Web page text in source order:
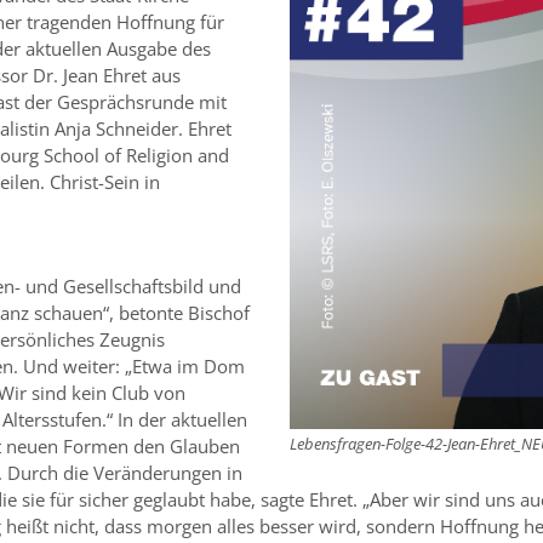
Lebensfragen-Folge-42-Jean-
tragenden Hoffnung für
aktuellen Ausgabe des
Dr. Jean Ehret aus
der Gesprächsrunde mit
Anja Schneider. Ehret
School of Religion and
Christ-Sein in
und Gesellschaftsbild und
schauen“, betonte Bischof
Zeugnis
Und weiter: „Etwa im Dom
sind kein Club von
In der aktuellen
Formen den Glauben
die Veränderungen in
sie für sicher geglaubt habe, sagte Ehret. „Aber wir sind uns
nicht, dass morgen alles besser wird, sondern Hoffnung